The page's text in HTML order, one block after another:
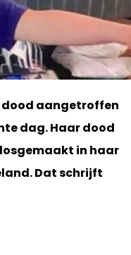
dood aangetroffen
dag. Haar dood
in haar
Dat schrijft